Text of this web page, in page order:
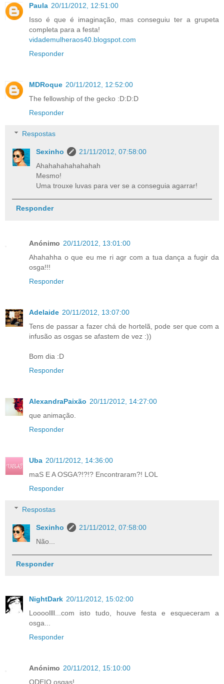
Paula 20/11/2012, 12:51:00
Isso é que é imaginação, mas conseguiu ter a grupeta
completa para a festa!
vidademulheraos40.blogspot.com
Responder
MDRoque 20/11/2012, 12:52:00
The fellowship of the gecko :D:D:D
Responder
Respostas
Sexinho
21/11/2012, 07:58:00
Ahahahahahahahah
Mesmo!
Uma trouxe luvas para ver se a conseguia agarrar!
Responder
Anónimo 20/11/2012, 13:01:00
Ahahahha o que eu me ri agr com a tua dança a fugir da
osga!!!
Responder
Adelaide 20/11/2012, 13:07:00
Tens de passar a fazer chá de hortelã, pode ser que com a
infusão as osgas se afastem de vez :))
Bom dia :D
Responder
AlexandraPaixão 20/11/2012, 14:27:00
que animação.
Responder
Uba 20/11/2012, 14:36:00
maS E A OSGA?!?!? Encontraram?! LOL
Responder
Respostas
Sexinho
21/11/2012, 07:58:00
Não...
Responder
NightDark 20/11/2012, 15:02:00
Loooollll...com isto tudo, houve festa e esqueceram a
osga...
Responder
Anónimo 20/11/2012, 15:10:00
ODEIO osgas!